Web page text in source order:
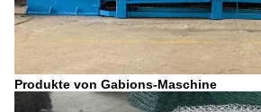
Produkte von Gabions-Maschine